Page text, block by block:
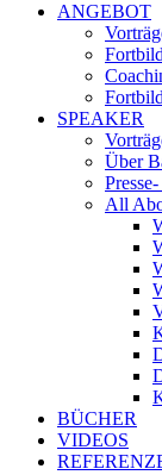
ANGEBOT
SPEAKER
Über
All
BÜCHER
VIDEOS